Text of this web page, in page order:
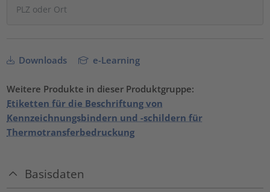
Downloads e-Learning
Weitere Produkte in dieser Produktgruppe:
Etiketten für die Beschriftung von
Kennzeichnungsbindern und -schildern für
Thermotransferbedruckung
Basisdaten